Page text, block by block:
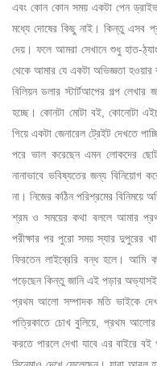
এবং কোন কোন সময় একটা পেন
মধ্যে দোষের কিছু নাই। কিন্তু এসব
দেয়। ফলে আমরা সেখানে শুধু হাত-
থেকে আমার যে একটা অভিজ্ঞতা
বিলিয়ন ডলার স্টার্টআপের গল্প
হচ্ছে। কোনটা মোটা বই, কোনোটা
গিয়ে একটা জেনারেল ট্রেইট দেখতে
পরে ভাল করেছেন এমন লোকদের
নানাভাবে ভবিষ্যতের জন্য বিনিয়োগ
না। নিজের কঠিন পরিশ্রমের বিনিময়ে
শ্রম ও সময়ের কথা বললে আমার
পরীক্ষার পর পুরো সময় স্যার দুপুরের
ফিরতেন লাইব্রেরি বন্ধ হলে।
পড়েছেন কিন্তু জানি এই পড়ার
প্রথম আলো সম্পাদক মতি ভাইকে
পত্রিকাতে চোখ বুলিয়ে, প্রথম আলোর
করতে পারলে দেখা যাবে এর বাইরে